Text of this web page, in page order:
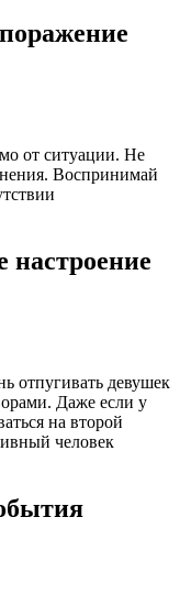
от ситуации. Не
Воспринимай
настроение
отпугивать девушек
Даже если у
на второй
человек